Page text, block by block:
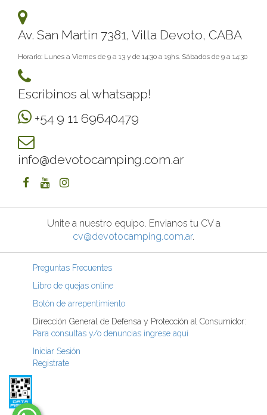
Av. San Martin 7381, Villa Devoto, CABA
Horario: Lunes a Viernes de 9 a 13 y de 14:30 a 19hs. Sábados de 9 a 14:30
Escribinos al whatsapp!
+54 9 11 69640479
info@devotocamping.com.ar
Unite a nuestro equipo. Envianos tu CV a
cv@devotocamping.com.ar.
Preguntas Frecuentes
Libro de quejas online
Botón de arrepentimiento
Dirección General de Defensa y Protección al Consumidor:
Para consultas y/o denuncias ingrese aquí
Iniciar Sesión
Registrate